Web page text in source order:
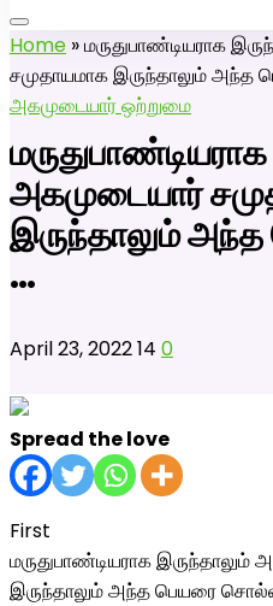
Home »மருதுபாண்டியராக
சமுதாயமாக இருந்தாலும் அந்த
அகமுடையார் ஒற்றுமை
அகமுடையார்
இருந்தாலும்
…
April 23, 202214 0
Spread the love
First
மருதுபாண்டியராக இருந்தாலும்
இருந்தாலும் அந்த பெயரை